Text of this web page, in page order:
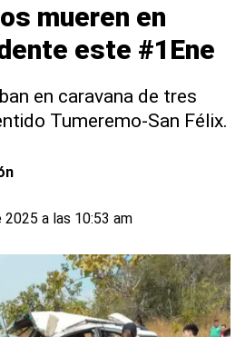
mueren en
este #1Ene
en caravana de tres
Tumeremo-San Félix.
a las 10:53 am